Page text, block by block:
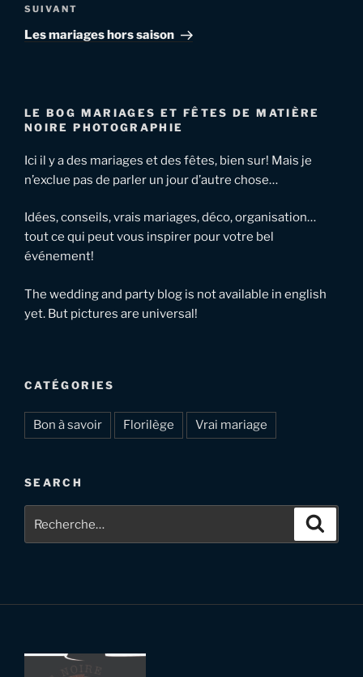
Article
suivant
SUIVANT
Les mariages hors saison
LE BOG MARIAGES ET FÊTES DE MATIÈRE
NOIRE PHOTOGRAPHIE
Ici il y a des mariages et des fêtes, bien sur! Mais je
n’exclue pas de parler un jour d’autre chose…
Idées, conseils, vrais mariages, déco, organisation…
tout ce qui peut vous inspirer pour votre bel
événement!
The wedding and party blog is not available in english
yet. But pictures are universal!
CATÉGORIES
Bon à savoir Florilège Vrai mariage
SEARCH
pour